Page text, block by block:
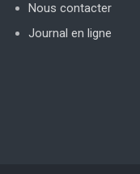
Nous contacter
Journal en ligne